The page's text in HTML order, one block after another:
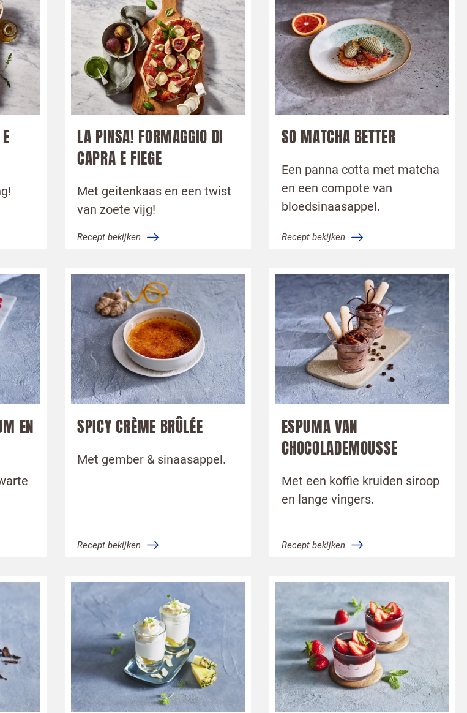
LA PINSA! FORMAGGIO DI
CAPRA E FIEGE
Met geitenkaas en een twist
van zoete vijg!
Recept bekijken
SO MATCHA BETTER
Een panna cotta met matcha
en een compote van
bloedsinaasappel.
Recept bekijken
EN
SPICY CRÈME BRÛLÉE
Met gember & sinaasappel.
Recept bekijken
ESPUMA VAN
CHOCOLADEMOUSSE
Met een koffie kruiden siroop
en lange vingers.
Recept bekijken
selecteer hieronder de afbeelding van de